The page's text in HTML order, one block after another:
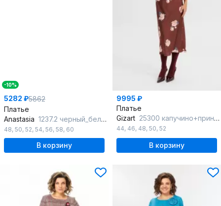
-10%
5282 ₽5862
Платье
Anastasia 1237.2 черный_белый_пояс
48, 50, 52, 54, 56, 58, 60
В корзину
9995 ₽
Платье
Gizart 25300 капучино+принт_цветы
44, 46, 48, 50, 52
В корзину